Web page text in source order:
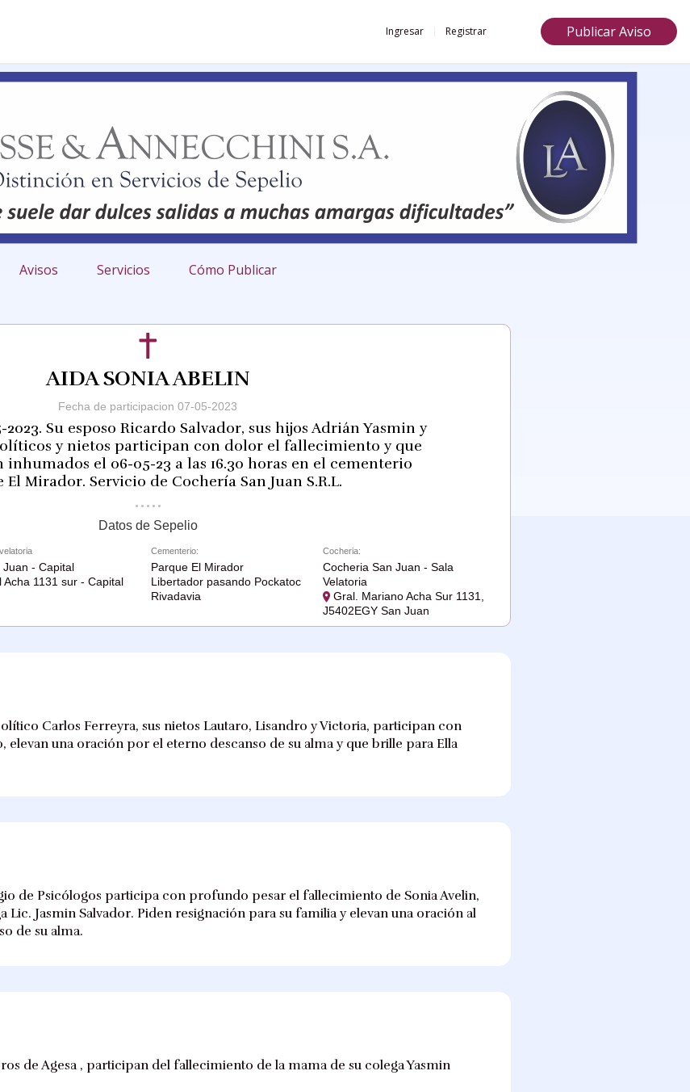
Ingresar Registrar Publicar Aviso
Avisos Servicios Cómo Publicar
AIDA SONIA ABELIN
Fecha de participacion 07-05-2023
Su esposo Ricardo Salvador, sus hijos Adrián Yasmin y
y nietos participan con dolor el fallecimiento y que
inhumados el 06-05-23 a las 16.30 horas en el cementerio
El Mirador. Servicio de Cochería San Juan S.R.L.
Datos de Sepelio
Juan - Capital
Acha 1131 sur - Capital
Cementerio:
Parque El Mirador
Libertador pasando Pockatoc
Rivadavia
Cocheria:
Cocheria San Juan - Sala
Velatoria
Gral. Mariano Acha Sur 1131,
J5402EGY San Juan
Carlos Ferreyra, sus nietos Lautaro, Lisandro y Victoria, participan con
una oración por el eterno descanso de su alma y que brille para Ella
de Psicólogos participa con profundo pesar el fallecimiento de Sonia Avelin,
Lic. Jasmin Salvador. Piden resignación para su familia y elevan una oración al
de su alma.
de Agesa , participan del fallecimiento de la mama de su colega Yasmin